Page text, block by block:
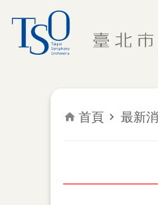
跳到主要內容區塊
首頁 最新